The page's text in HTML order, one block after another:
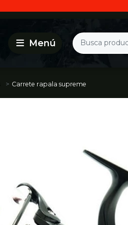
Carrete rapala supreme